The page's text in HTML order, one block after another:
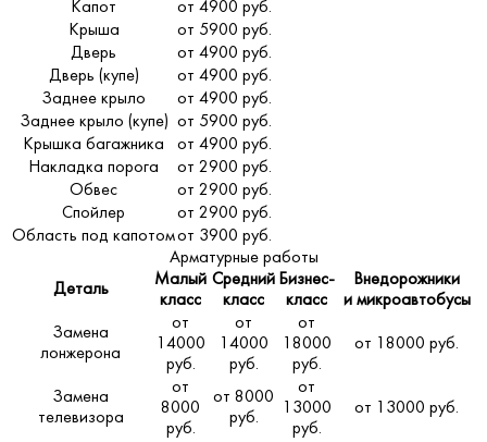
Капот
от 4900 руб.
Крыша
от 5900 руб.
Дверь
от 4900 руб.
Дверь (купе)
от 4900 руб.
Заднее крыло
от 4900 руб.
Заднее крыло (купе) от 5900 руб.
Крышка багажника
от 4900 руб.
Накладка порога
от 2900 руб.
Обвес
от 2900 руб.
Спойлер
от 2900 руб.
Область под капотомот 3900 руб.
Арматурные работы
Деталь
Малый
класс
Средний
класс
Бизнес-
класс
Внедорожники
и микроавтобусы
Замена
лонжерона
от
14000
руб.
от
14000
руб.
от
18000
руб.
от 18000 руб.
Замена
телевизора
от
8000
руб.
от 8000
руб.
от
13000
руб.
от 13000 руб.